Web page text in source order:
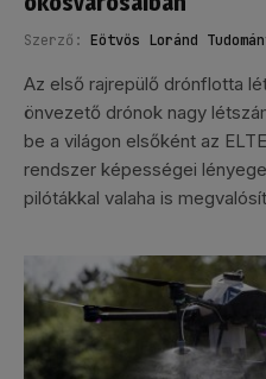
Szerző: Eötvös Loránd
Az első rajrepülő drónflotta
önvezető drónok nagy
be a világon elsőként az
rendszer képességei
pilótákkal valaha is